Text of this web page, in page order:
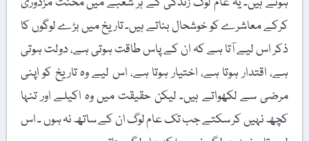
کرکے معاشرے کو خوشحال بناتے ہیں۔ تاریخ میں بڑے لوگوں کا
ذکر اس لیے آتا ہے کہ ان کے پاس طاقت ہوتی ہے، دولت ہوتی
ہے، اقتدار ہوتا ہے، اختیار ہوتا ہے، اس لیے وہ تاریخ کو اپنی
مرضی سے لکھواتے ہیں۔ لیکن حقیقت میں وہ اکیلے اور تنہا
کچھ نہیں کر سکتے جب تک عام لوگ ان کے ساتھ نہ ہوں ۔ اس